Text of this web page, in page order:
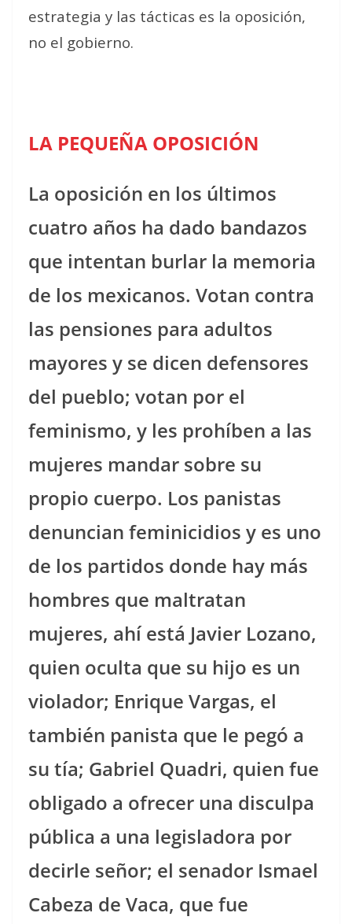
estrategia y las tácticas es la oposición,
no el gobierno.
LA PEQUEÑA OPOSICIÓN
La oposición en los últimos
cuatro años ha dado bandazos
que intentan burlar la memoria
de los mexicanos. Votan contra
las pensiones para adultos
mayores y se dicen defensores
del pueblo; votan por el
feminismo, y les prohíben a las
mujeres mandar sobre su
propio cuerpo. Los panistas
denuncian feminicidios y es uno
de los partidos donde hay más
hombres que maltratan
mujeres, ahí está Javier Lozano,
quien oculta que su hijo es un
violador; Enrique Vargas, el
también panista que le pegó a
su tía; Gabriel Quadri, quien fue
obligado a ofrecer una disculpa
pública a una legisladora por
decirle señor; el senador Ismael
Cabeza de Vaca, que fue